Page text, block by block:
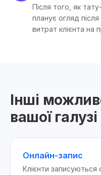
Після того, як
планує огляд
витрат клієнта на
Інші
вашої галузі
Онлайн-запис
Клієнти